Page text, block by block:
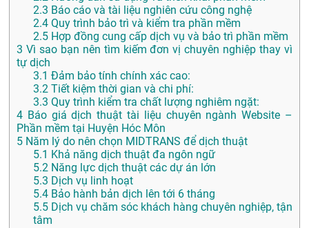
2.3 Báo cáo và tài liệu nghiên cứu công nghệ
2.4 Quy trình bảo trì và kiểm tra phần mềm
2.5 Hợp đồng cung cấp dịch vụ và bảo trì phần mềm
3 Vì sao bạn nên tìm kiếm đơn vị chuyên nghiệp thay vì
tự dịch
3.1 Đảm bảo tính chính xác cao:
3.2 Tiết kiệm thời gian và chi phí:
3.3 Quy trình kiểm tra chất lượng nghiêm ngặt:
4 Báo giá dịch thuật tài liệu chuyên ngành Website –
Phần mềm tại Huyện Hóc Môn
5 Năm lý do nên chọn MIDTRANS để dịch thuật
5.1 Khả năng dịch thuật đa ngôn ngữ
5.2 Năng lực dịch thuật các dự án lớn
5.3 Dịch vụ linh hoạt
5.4 Bảo hành bản dịch lên tới 6 tháng
5.5 Dịch vụ chăm sóc khách hàng chuyên nghiệp, tận
tâm